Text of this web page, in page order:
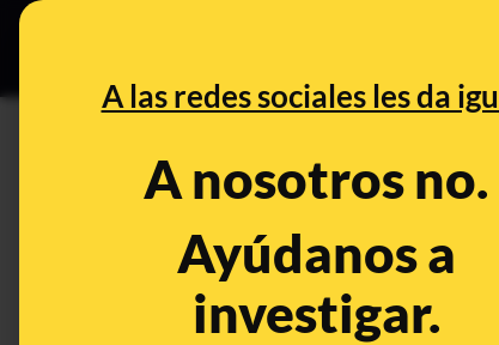
A las redes sociales les da
A nosotros no.
Ayúdanos a
investigar.
propósitos